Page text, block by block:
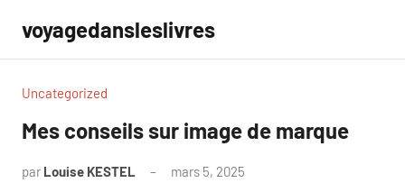
contenu
voyagedansleslivres
Uncategorized
Mes conseils sur image de marque
par Louise KESTEL mars 5, 2025